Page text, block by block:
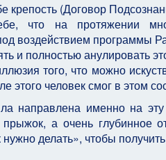
крепость (Договор
что на протяжении
воздействием программы
и полностью анулировать
того, что можно
этого человек смог в этом
направлена именно на
а очень глубинное
делать», чтобы